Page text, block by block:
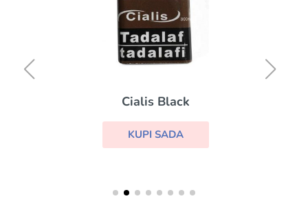
Cialis Black
KUPI SADA